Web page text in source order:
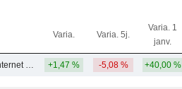
Varia. Varia. 5j.
Varia. 1
janv.
Grands magasins de vente par internet et correspondance +1,47 % -5,08 % +40,00 %